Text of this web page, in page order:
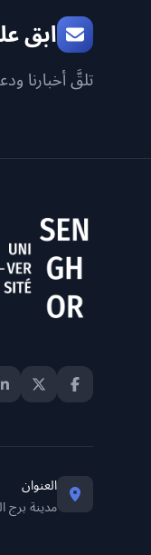
ابق
تلقَّ أخبارنا
العنوان
مدينة برج